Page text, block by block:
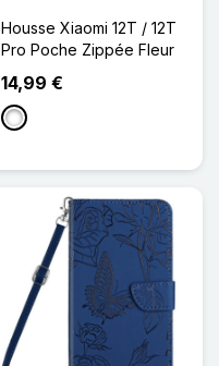
Housse Xiaomi 12T / 12T
Pro Poche Zippée Fleur
14,99 €
Blanc